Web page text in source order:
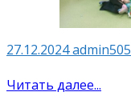
27.12.2024admin505
Читать далее...